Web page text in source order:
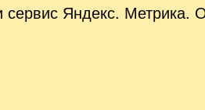
сервис Яндекс. Метрика.